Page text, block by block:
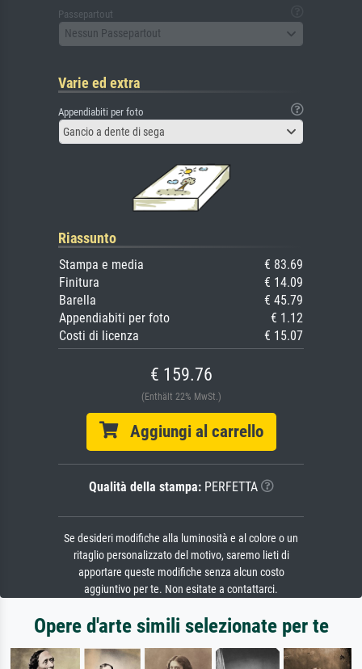
Passepartout
Nessun Passepartout
Varie ed extra
Appendiabiti per foto
Gancio a dente di sega
Riassunto
Stampa e media
€ 83.69
Finitura
€ 14.09
Barella
€ 45.79
Appendiabiti per foto
€ 1.12
Costi di licenza
€ 15.07
€ 159.76
(Enthält 22% MwSt.)
Aggiungi al carrello
Qualità della stampa:PERFETTA
Se desideri modifiche alla luminosità e al colore o un
ritaglio personalizzato del motivo, saremo lieti di
apportare queste modifiche senza alcun costo
aggiuntivo per te. Non esitate a contattarci.
Opere d'arte simili selezionate per te